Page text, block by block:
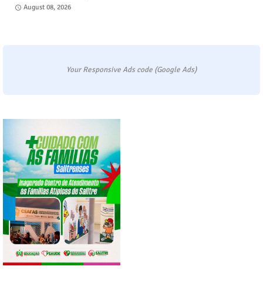
August 08, 2026
Your Responsive Ads code (Google Ads)